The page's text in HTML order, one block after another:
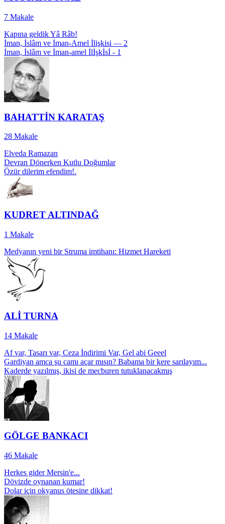
7 Makale
Kapına geldik Yâ Râb!
İman, İslâm ve İman-Amel İlişkisi — 2
İman, İslâm ve İman-amel İlİşkİsİ - 1
BAHATTİN KARATAŞ
28 Makale
Elveda Ramazan
Devran Dönerken Kutlu Doğumlar
Özür dilerim efendim!.
KUDRET ALTINDAĞ
1 Makale
Medyanın yeni bir Struma imtihanı: Hizmet Hareketi
ALİ TURNA
14 Makale
Af var, Tasarı var, Ceza İndirimi Var, Gel abi Geeel
Gardiyan amca şu camı açar mısın? Babama bir kere sarılayım...
Kaderde yazılmış, ikisi de mecburen tutuklanacakmış
GÖLGE BANKACI
46 Makale
Herkes gider Mersin'e...
Dövizde oynanan kumar!
Dolar için okyanus ötesine dikkat!